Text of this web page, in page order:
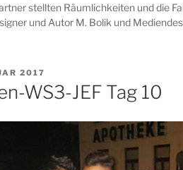
stellten Räumlichkeiten und die
und Autor M. Bolik und
2017
WS3-JEF Tag 10